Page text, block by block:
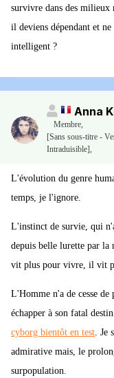
survivre dans des milieux
il deviens dépendant et
intelligent ?
Anna
Membre,
[Sans sous-titre -
Intraduisible],
L'évolution du genre
temps, je l'ignore.
L'instinct de survie, qui
depuis belle lurette par la
vit plus pour vivre, il vit
L'Homme n'a de cesse
échapper à son fatal
cyborg bientôt en test. Je
admirative mais, le
surpopulation.